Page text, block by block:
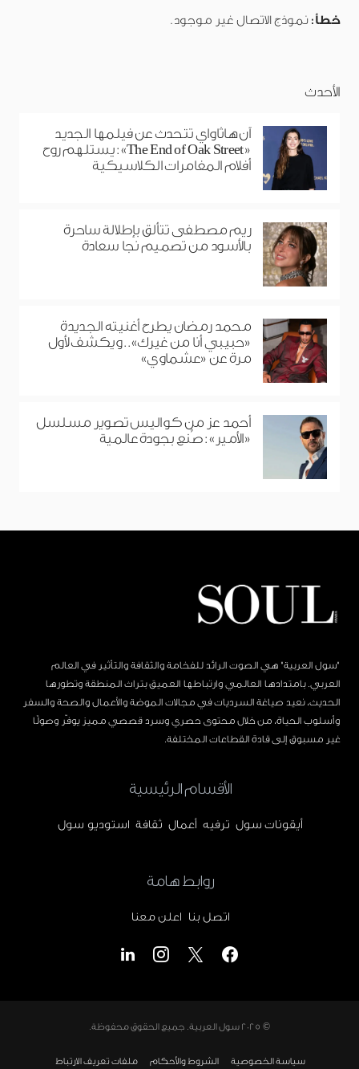
خطأ: نموذج الاتصال غير موجود.
الأحدث
آن هاثاواي تتحدث عن فيلمها الجديد
«The End of Oak Street»: يستلهم روح
أفلام المغامرات الكلاسيكية
ريم مصطفى تتألق بإطلالة ساحرة
بالأسود من تصميم نجا سعادة
محمد رمضان يطرح أغنيته الجديدة
«حبيبي أنا من غيرك».. ويكشف لأول
مرة عن «عشماوي»
أحمد عز من كواليس تصوير مسلسل
«الأمير»: صُنع بجودة عالمية
"سول العربية" هي الصوت الرائد للفخامة والثقافة والتأثير في العالم
العربي. بامتدادها العالمي وارتباطها العميق بتراث المنطقة وتطورها
الحديث، نعيد صياغة السرديات في مجالات الموضة والأعمال والصحة والسفر
وأسلوب الحياة، من خلال محتوى حصري وسرد قصصي مميز يوفّر وصولًا
غير مسبوق إلى قادة القطاعات المختلفة.
الأقسام الرئيسية
أيقونات سول ترفيه أعمال ثقافة استوديو سول
روابط هامة
اتصل بنا اعلن معنا
© 2025 سول العربية. جميع الحقوق محفوظة.
سياسة الخصوصية الشروط والأحكام ملفات تعريف الارتباط